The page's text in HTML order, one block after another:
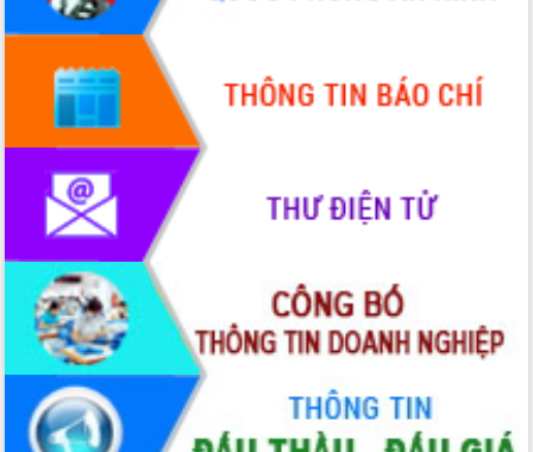
chúc mừng các bệnh viện nhân Ngày
Thầy thuốc Việt Nam
Rộn ràng lễ hội truyền thống Sông
nước Đà Nông lần thứ I năm 2026
Kỳ họp Chuyên đề lần thứ Năm, HĐND
tỉnh Đắk Lắk thông qua các nghị quyết
quan trọng
Thống nhất danh sách giới thiệu ứng
cử đại biểu Quốc hội khoá XVI và đại
biểu HĐND tỉnh Đắk Lắk, nhiệm kỳ
2026-2031
Phát động hai phong trào thi đua quan
trọng trong kỷ nguyên mới
Hội nghị lần thứ tư Ban Chỉ đạo công
tác bầu cử tỉnh Đắk Lắk
Hội nghị Báo cáo viên Trung ương
tháng 01/2026